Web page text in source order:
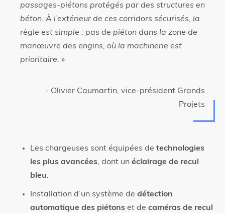
passages-piétons protégés par des structures en
béton. À l’extérieur de ces corridors sécurisés, la
règle est simple : pas de piéton dans la zone de
manœuvre des engins, où la machinerie est
prioritaire. »
- Olivier Caumartin, vice-président Grands
Projets
Les chargeuses sont équipées de technologies
les plus avancées, dont un éclairage de recul
bleu.
Installation d’un système de détection
automatique des piétons et de caméras de recul